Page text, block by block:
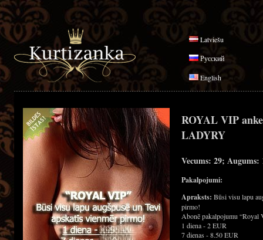
Latviešu
Русский
English
ROYAL VIP
LADYRY
Vecums: 29;
Pakalpojumi:
Apraksts: Būsi visu lapu
pirmo!
Abonē pakalpojumu “Royal
1 diena - 2 EUR
7 dienas - 8.50 EUR